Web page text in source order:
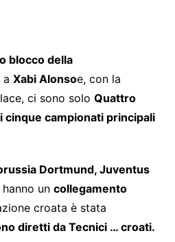
blocco della
a Xabi Alonsoe, con la
ci sono solo Quattro
campionati principali
Dortmund, Juventus
un collegamento
croata è stata
diretti da Tecnici … croati.